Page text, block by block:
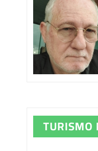
TURISMO